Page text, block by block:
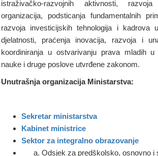
istraživačko-razvojnih aktivnosti, razvoja
organizacija, podsticanja fundamentalnih
razvoja investicijskih tehnologija i kadrova
djelatnosti, praćenja inovacija, razvoja i
koordiniranja u ostvarivanju prava mladih
nauke i druge poslove utvrđene zakonom.
Unutrašnja organizacija Ministarstva:
Sekretar ministarstva
Kabinet ministrice
Sektor za integralno obrazovanje
Odsjek za predškolsko, osnovno i